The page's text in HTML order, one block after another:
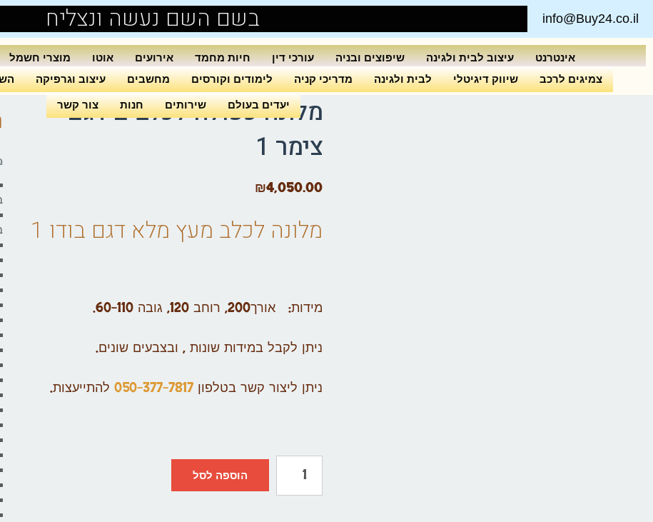
info@Buy24.co.il בשם השם נעשה ונצליח
אינטרנט עיצוב לבית ולגינה שיפוצים ובניה עורכי דין חיות מחמד אירועים אוטו מוצרי חשמל
צמיגים לרכב
שיווק דיגיטלי לבית ולגינה מדריכי קניה לימודים וקורסים מחשבים עיצוב וגרפיקה
יעדים בעולם שירותים חנות צור קשר
מלונה כפולה לכלבים דגם
צימר 1
₪4,050.00
מלונה לכלב מעץ מלא דגם בודו 1
מידות: אורך200, רוחב 120, גובה 60-110.
ניתן לקבל במידות שונות , ובצבעים שונים.
ניתן ליצור קשר בטלפון 050-377-7817 להתייעצות.
הוספה לסל